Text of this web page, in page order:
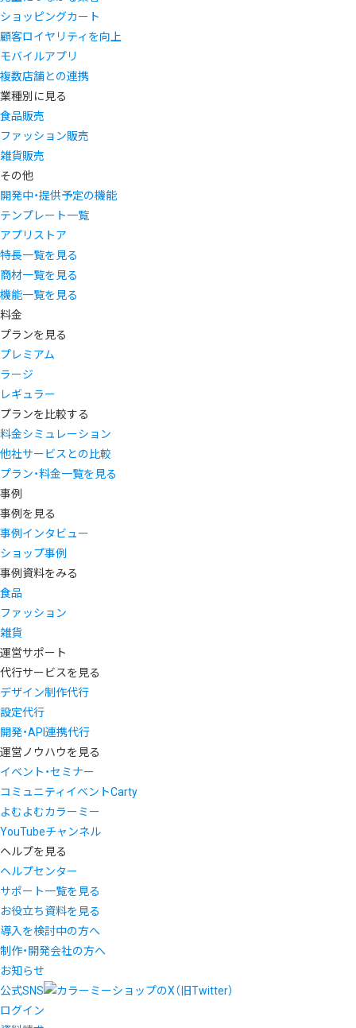
ショッピングカート
顧客ロイヤリティを向上
モバイルアプリ
複数店舗との連携
業種別に見る
食品販売
ファッション販売
雑貨販売
その他
開発中・提供予定の機能
テンプレート一覧
アプリストア
特長一覧を見る
商材一覧を見る
機能一覧を見る
料金
プランを見る
プレミアム
ラージ
レギュラー
プランを比較する
料金シミュレーション
他社サービスとの比較
プラン・料金一覧を見る
事例
事例を見る
事例インタビュー
ショップ事例
事例資料をみる
食品
ファッション
雑貨
運営サポート
代行サービスを見る
デザイン制作代行
設定代行
開発・API連携代行
運営ノウハウを見る
イベント・セミナー
コミュニティイベントCarty
よむよむカラーミー
YouTubeチャンネル
ヘルプを見る
ヘルプセンター
サポート一覧を見る
お役立ち資料を見る
導入を検討中の方へ
制作・開発会社の方へ
お知らせ
公式SNS
ログイン